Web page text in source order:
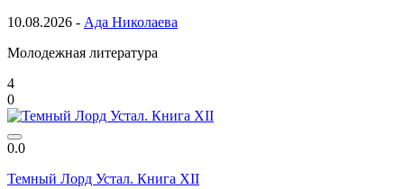
10.08.2026 - Ада Николаева
Молодежная литература
4
0
0.0
Темный Лорд Устал. Книга XII